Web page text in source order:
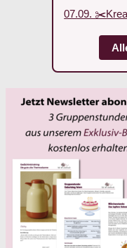
07.09.